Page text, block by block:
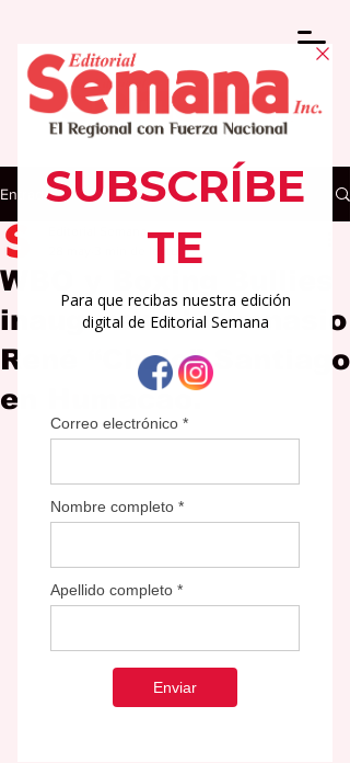
Entrada
WBO y Boxing Bullies
inauguran el Gimnasio
René “Chulo” Santiago
en Humacao.
3 min de lectura